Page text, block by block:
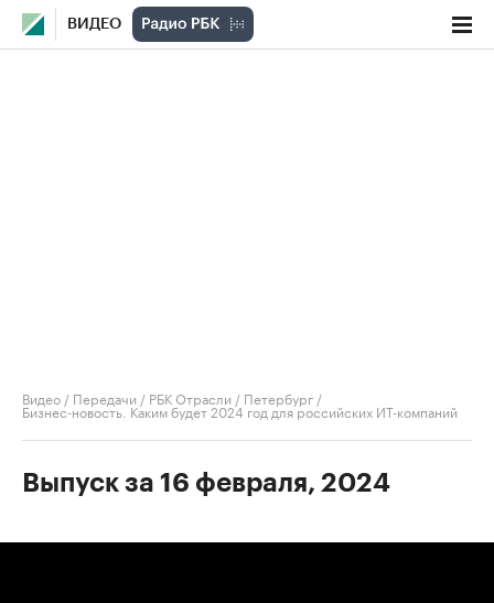
ВИДЕО
Видео / Передачи / РБК Отрасли / Петербург /
Бизнес-новость. Каким будет 2024 год для российских ИТ-компаний
Выпуск за 16 февраля, 2024